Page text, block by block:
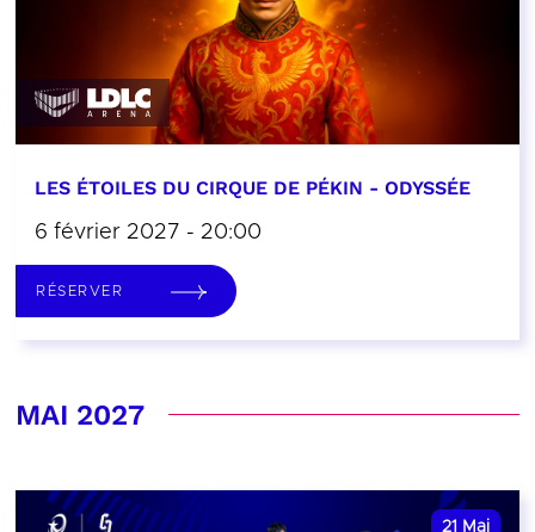
LES ÉTOILES DU CIRQUE DE PÉKIN - ODYSSÉE
6 février 2027 - 20:00
RÉSERVER
MAI 2027
21 Mai